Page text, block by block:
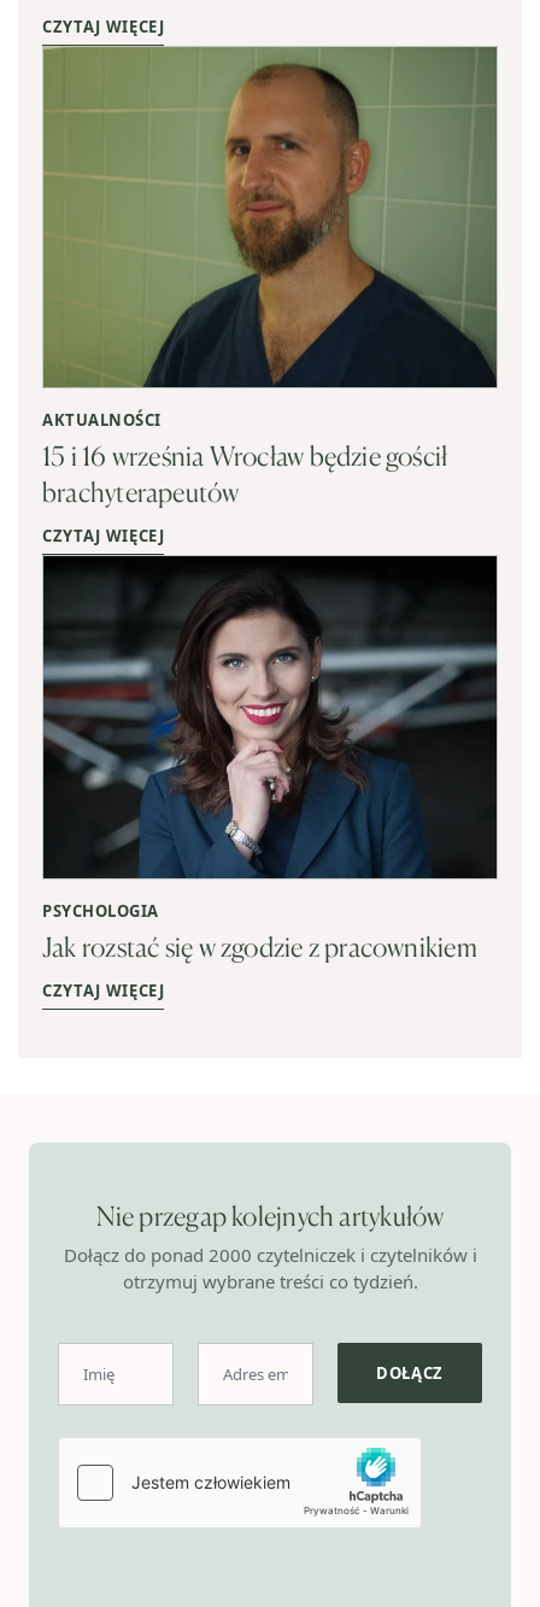
CZYTAJ WIĘCEJ
AKTUALNOŚCI
15 i 16 września Wrocław będzie gościł
brachyterapeutów
CZYTAJ WIĘCEJ
PSYCHOLOGIA
Jak rozstać się w zgodzie z pracownikiem
CZYTAJ WIĘCEJ
Nie przegap kolejnych artykułów
Dołącz do ponad 2000 czytelniczek i czytelników i
otrzymuj wybrane treści co tydzień.